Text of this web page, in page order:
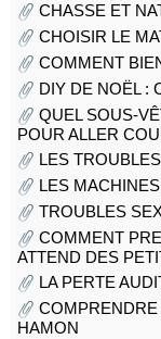
CHASSE ET
CHOISIR LE
COMMENT
DIY DE NOËL :
QUEL SOUS-
POUR ALLER
LES
LES
TROUBLES
COMMENT
ATTEND DES
LA PERTE
HAMON